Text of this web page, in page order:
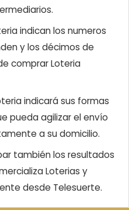
indican los numeros
y los décimos de
comprar Loteria
indicará sus formas
pueda agilizar el envío
a su domicilio.
también los resultados
Loterias y
desde Telesuerte.